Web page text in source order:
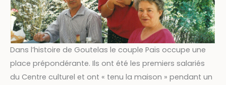
Dans l’histoire de Goutelas le couple Païs occupe une
place prépondérante. Ils ont été les premiers salariés
du Centre culturel et ont « tenu la maison » pendant un